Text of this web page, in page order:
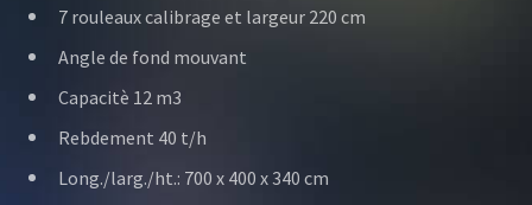
7 rouleaux calibrage et largeur 220 cm
Angle de fond mouvant
Capacitè 12 m3
Rebdement 40 t/h
Long./larg./ht.: 700 x 400 x 340 cm